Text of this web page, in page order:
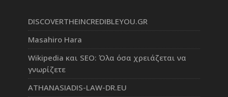
DISCOVERTHEINCREDIBLEYOU.GR
Masahiro Hara
Wikipedia και SEO: Όλα όσα χρειάζεται να
γνωρίζετε
ATHANASIADIS-LAW-DR.EU